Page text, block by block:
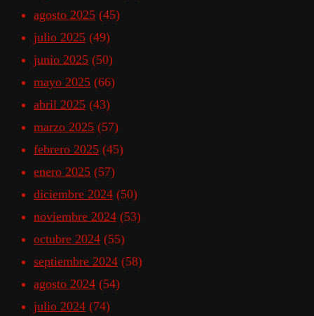
agosto 2025 (45)
julio 2025 (49)
junio 2025 (50)
mayo 2025 (66)
abril 2025 (43)
marzo 2025 (57)
febrero 2025 (45)
enero 2025 (57)
diciembre 2024 (50)
noviembre 2024 (53)
octubre 2024 (55)
septiembre 2024 (58)
agosto 2024 (54)
julio 2024 (74)